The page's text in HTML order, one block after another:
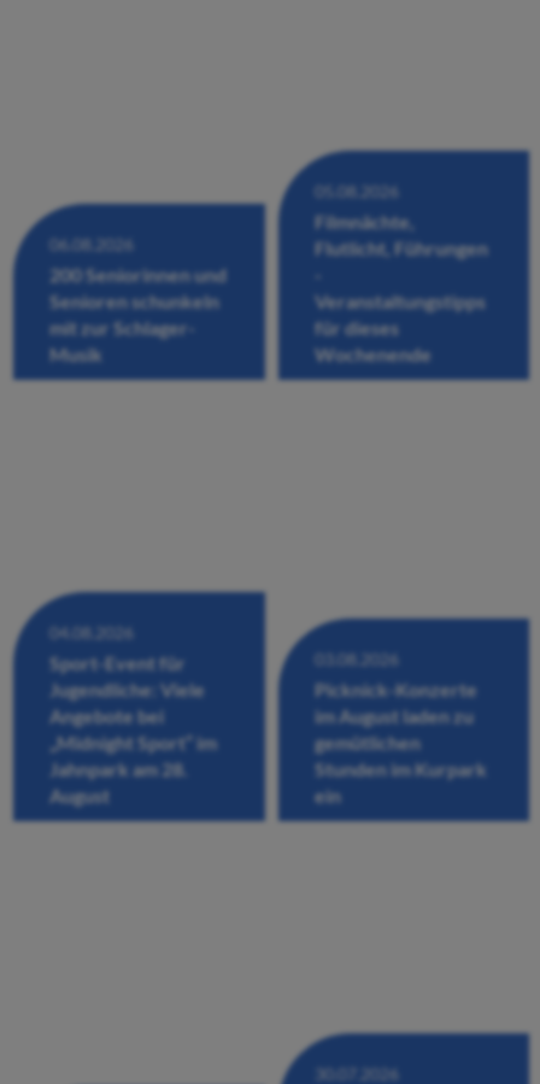
06.08.2026
200 Seniorinnen und
Senioren schunkeln
mit zur Schlager-
Musik
05.08.2026
Filmnächte,
Flutlicht, Führungen
Veranstaltungstipps
für dieses
Wochenende
04.08.2026
Sport-Event für
Jugendliche: Viele
Angebote bei
„Midnight Sport“ im
Jahnpark am 28.
August
03.08.2026
Picknick-Konzerte
im August laden zu
gemütlichen
Stunden im Kurpark
ein
30.07.2026